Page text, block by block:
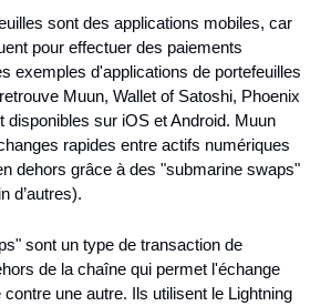
sont des applications mobiles, car
pour effectuer des paiements
exemples d'applications de portefeuilles
Muun, Wallet of Satoshi, Phoenix
disponibles sur iOS et Android. Muun
rapides entre actifs numériques
dehors grâce à des "submarine swaps"
d’autres).
sont un type de transaction de
de la chaîne qui permet l'échange
une autre. Ils utilisent le Lightning